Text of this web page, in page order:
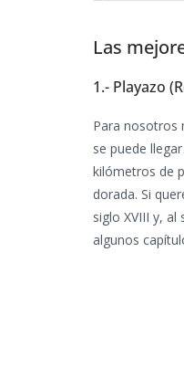
Las
1.- Playazo
Para nosotros
se puede
kilómetros de
dorada. Si
siglo XVIII y,
algunos